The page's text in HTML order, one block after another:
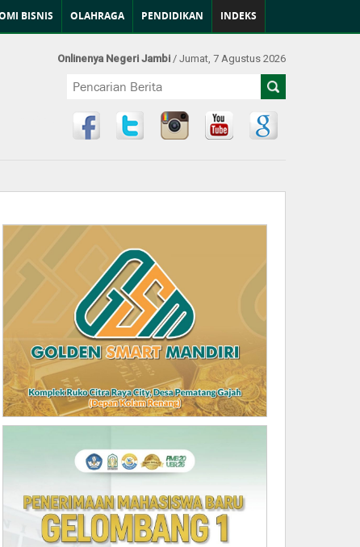
BISNIS OLAHRAGA PENDIDIKAN INDEKS
Onlinenya Negeri Jambi / Jumat, 7 Agustus 2026